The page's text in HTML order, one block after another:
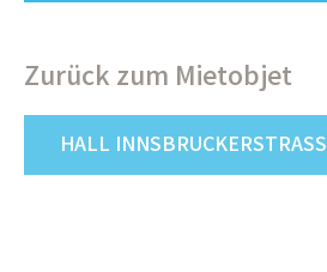
Zurück zum Mietobjet
HALL INNSBRUCKERSTRASSE